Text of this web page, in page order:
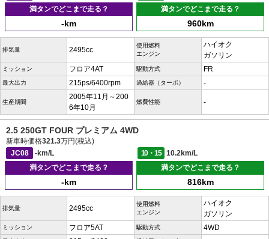
満タンでどこまで走る？
-km
満タンでどこまで走る？
960km
排気量 2495cc
使用燃料
エンジン
ハイオク
ガソリン
ミッション フロア4AT 駆動方式 FR
最大出力 215ps/6400rpm 過給器（ターボ） -
生産期間
2005年11月～200
6年10月
燃費性能 -
2.5 250GT FOUR プレミアム 4WD
新車時価格321.3万円(税込)
JC08
-km/L 10・15
10.2km/L
満タンでどこまで走る？
-km
満タンでどこまで走る？
816km
排気量 2495cc
使用燃料
エンジン
ハイオク
ガソリン
ミッション フロア5AT 駆動方式 4WD